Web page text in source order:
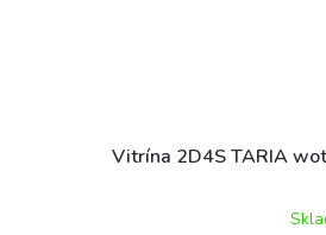
Vitrína 2D4S TARIA